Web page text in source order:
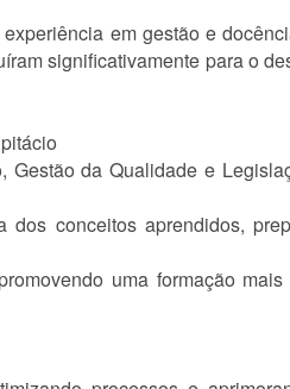
em gestão e
significativamente para o
da Qualidade e
conceitos aprendidos,
uma formação